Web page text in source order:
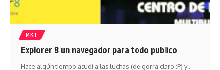
MKT
Explorer 8 un navegador para todo publico
Hace algún tiempo acudí a las luchas (de gorra claro :P) y…